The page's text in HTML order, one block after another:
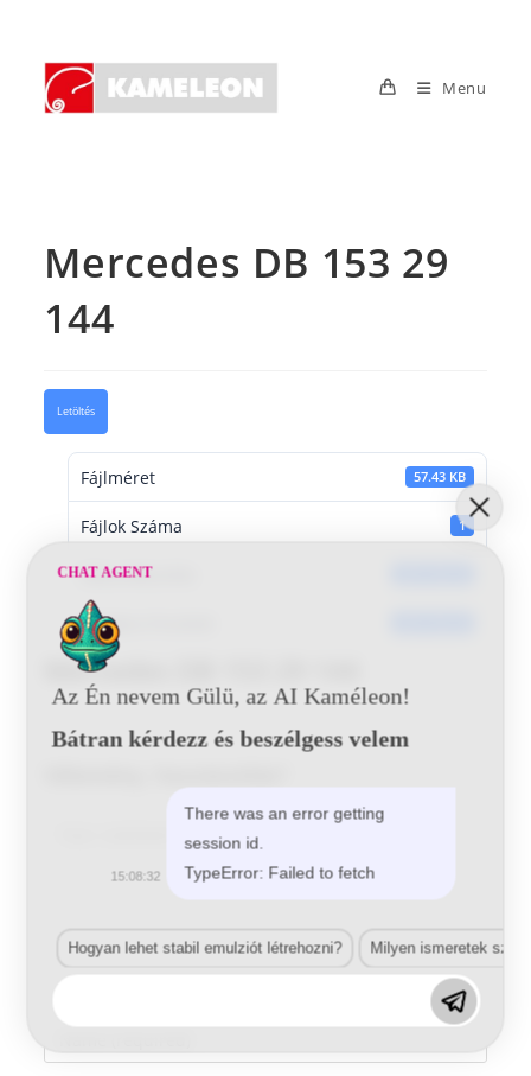
content
Menu
Mercedes DB 153 29
144
Letöltés
Fájlméret 57.43 KB
Fájlok Száma 1
Dátumkészítés
Utoljára frissített
Mercedes DB 153 29 144
Enter
your
CHAT AGENT
Az Én nevem Gülü, az AI Kaméleon!
Bátran kérdezz és beszélgess velem
There was an error getting
session id.
TypeError: Failed to fetch
15:08:32
Hogyan lehet stabil emulziót létrehozni? Milyen ismeretek